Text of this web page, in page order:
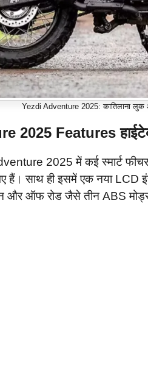
Yezdi Adventure 2025: कातिलाना लुक
2025 Features
2025 में कई स्मार्ट
हैं। साथ ही इसमें एक नया LCD
और ऑफ रोड जैसे तीन ABS